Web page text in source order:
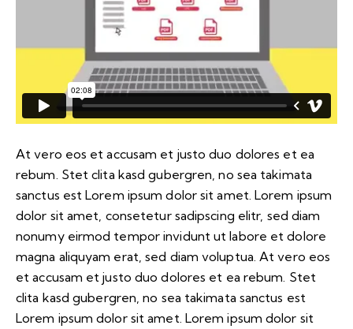
At vero eos et accusam et justo duo dolores et ea
rebum. Stet clita kasd gubergren, no sea takimata
sanctus est Lorem ipsum dolor sit amet. Lorem ipsum
dolor sit amet, consetetur sadipscing elitr, sed diam
nonumy eirmod tempor invidunt ut labore et dolore
magna aliquyam erat, sed diam voluptua. At vero eos
et accusam et justo duo dolores et ea rebum. Stet
clita kasd gubergren, no sea takimata sanctus est
Lorem ipsum dolor sit amet. Lorem ipsum dolor sit